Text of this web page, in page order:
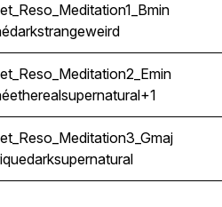
darkstrangeweird
etherealsupernatural+1
darksupernatural